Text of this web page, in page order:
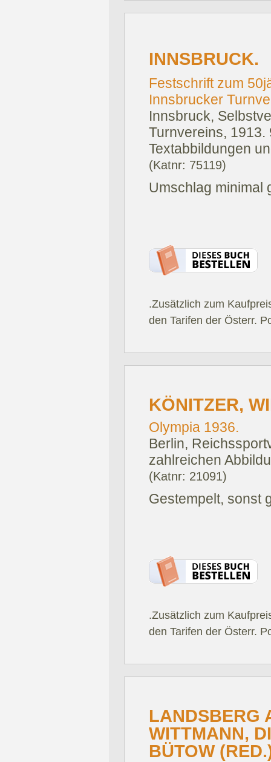
INNSBRUCK.
Festschrift zum
Innsbrucker
Innsbruck,
Turnvereins, 1913.
Textabbildungen
(Katnr: 75119)
Umschlag minimal
.Zusätzlich zum
den Tarifen der Österr.
KÖNITZER,
Olympia 1936.
Berlin,
zahlreichen
(Katnr: 21091)
Gestempelt, sonst
.Zusätzlich zum
den Tarifen der Österr.
LANDSBERG
WITTMANN,
BÜTOW